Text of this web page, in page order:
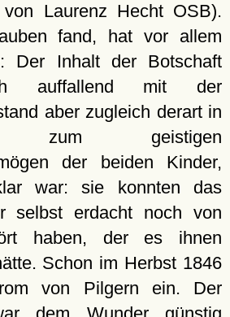
Laurenz Hecht OSB).
fand, hat vor allem
Der Inhalt der Botschaft
auffallend mit der
aber zugleich derart in
zum geistigen
der beiden Kinder,
war: sie konnten das
selbst erdacht noch von
haben, der es ihnen
Schon im Herbst 1846
von Pilgern ein. Der